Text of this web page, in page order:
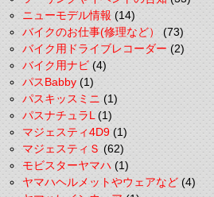
ニューモデル情報(14)
バイクのお仕事(修理など）(73)
バイク用ドライブレコーダー(2)
バイク用ナビ(4)
パスBabby(1)
パスキッスミニ(1)
パスナチュラL(1)
マジェスティ4D9(1)
マジェスティＳ(62)
モビスターヤマハ(1)
ヤマハヘルメットやウェアなど(4)